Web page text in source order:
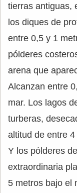
tierras antiguas,
los diques de
entre 0,5 y 1
pólderes
arena que
Alcanzan entre
mar. Los lagos
turberas,
altitud de entre
Y los pólderes
extraordinaria
5 metros bajo el